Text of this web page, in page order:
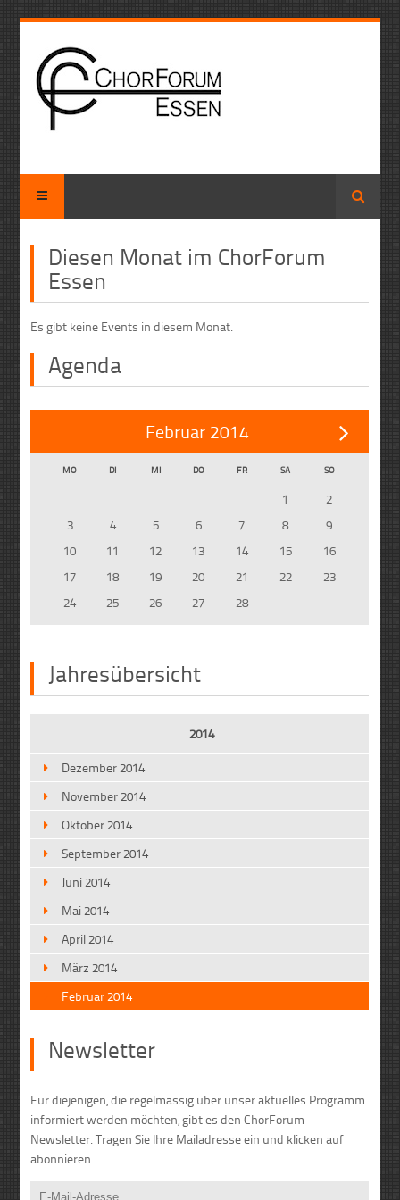
Suche
Diesen Monat im ChorForum
Essen
Es gibt keine Events in diesem Monat.
Agenda
Februar 2014
MO DI MI DO FR SA SO
1
2
3
4 5 6 7 8
9
10
11 12 13 14 15
16
17
18 19 20 21 22
23
24
25 26 27 28
Jahresübersicht
2014
Dezember 2014
November 2014
Oktober 2014
September 2014
Juni 2014
Mai 2014
April 2014
März 2014
Februar 2014
Newsletter
Für diejenigen, die regelmässig über unser aktuelles Programm
informiert werden möchten, gibt es den ChorForum
Newsletter. Tragen Sie Ihre Mailadresse ein und klicken auf
abonnieren.